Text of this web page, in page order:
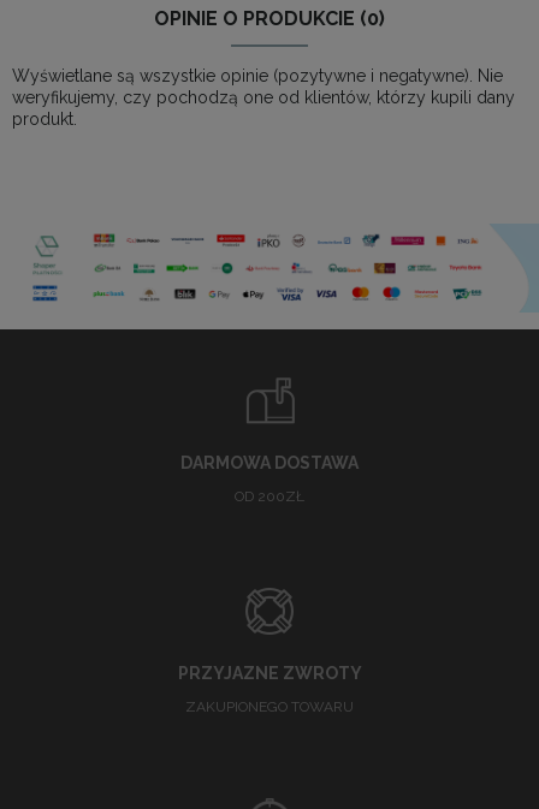
OPINIE O PRODUKCIE (0)
Wyświetlane są wszystkie opinie (pozytywne i negatywne). Nie
weryfikujemy, czy pochodzą one od klientów, którzy kupili dany
produkt.
DARMOWA DOSTAWA
OD 200ZŁ
PRZYJAZNE ZWROTY
ZAKUPIONEGO TOWARU